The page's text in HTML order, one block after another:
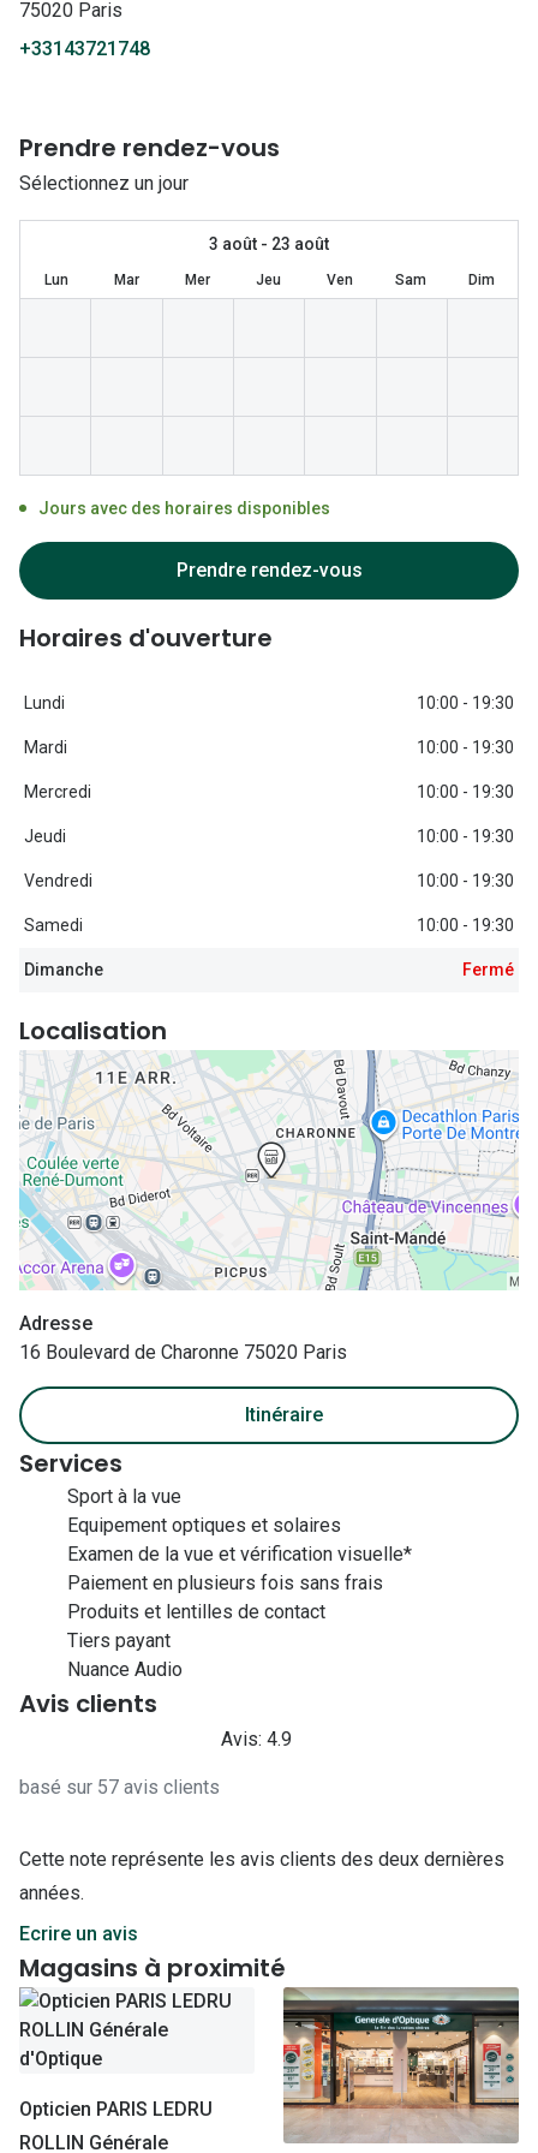
Formes
Lunettes
Lunettes
Tory burch
Coach
Unofficial
DbyD
Armani
Nos
Comment
La santé
Nos
75020 Paris
+33143721748
Prendre rendez-vous
Sélectionnez un jour
3 août - 23 août
Lun Mar Mer Jeu Ven Sam Dim
Jours avec des horaires disponibles
Prendre rendez-vous
Horaires d'ouverture
Lundi 10:00 - 19:30
Mardi 10:00 - 19:30
Mercredi 10:00 - 19:30
Jeudi 10:00 - 19:30
Vendredi 10:00 - 19:30
Samedi 10:00 - 19:30
Dimanche Fermé
Localisation
Adresse
16 Boulevard de Charonne 75020 Paris
Itinéraire
Services
Sport à la vue
Equipement optiques et solaires
Examen de la vue et vérification visuelle*
Paiement en plusieurs fois sans frais
Produits et lentilles de contact
Tiers payant
Nuance Audio
Avis clients
Avis: 4.9
basé sur 57 avis clients
Cette note représente les avis clients des deux dernières
années.
Ecrire un avis
Magasins à proximité
Opticien PARIS LEDRU
ROLLIN Générale